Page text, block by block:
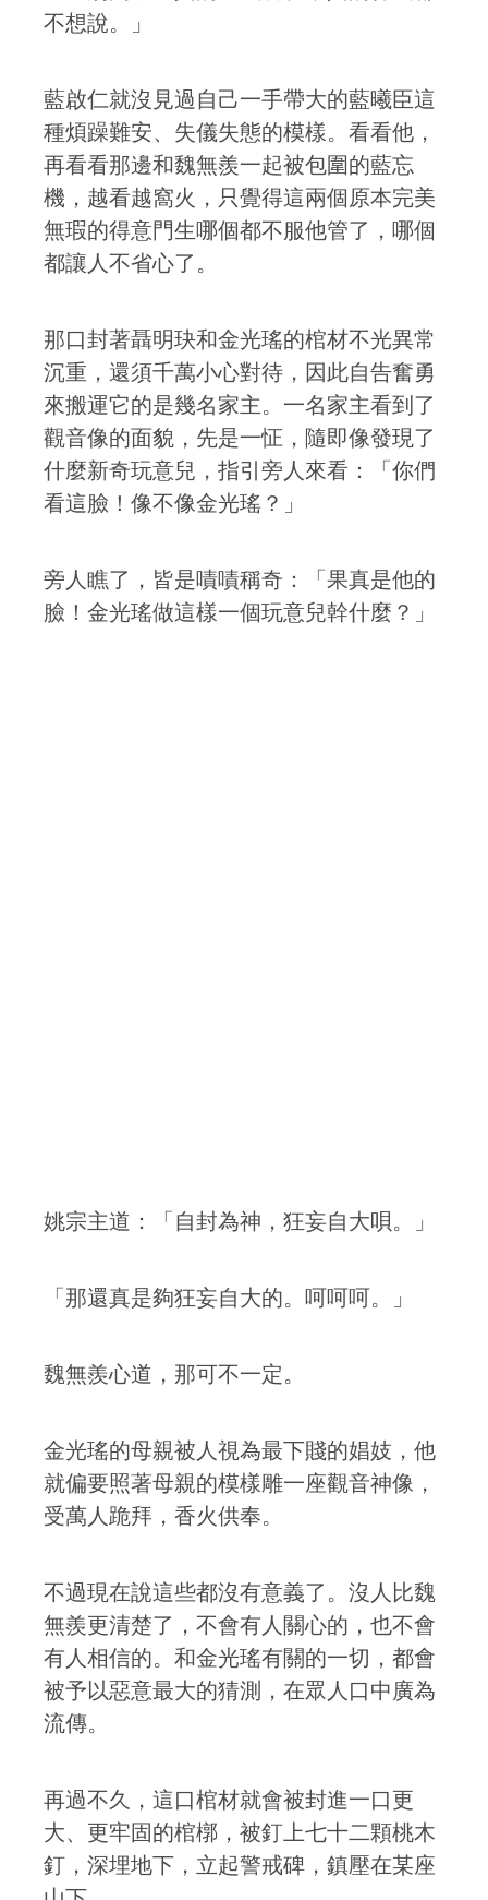
不想說。」
藍啟仁就沒見過自己一手帶大的藍曦臣這
種煩躁難安、失儀失態的模樣。看看他，
再看看那邊和魏無羨一起被包圍的藍忘
機，越看越窩火，只覺得這兩個原本完美
無瑕的得意門生哪個都不服他管了，哪個
都讓人不省心了。
那口封著聶明玦和金光瑤的棺材不光異常
沉重，還須千萬小心對待，因此自告奮勇
來搬運它的是幾名家主。一名家主看到了
觀音像的面貌，先是一怔，隨即像發現了
什麼新奇玩意兒，指引旁人來看：「你們
看這臉！像不像金光瑤？」
旁人瞧了，皆是嘖嘖稱奇：「果真是他的
臉！金光瑤做這樣一個玩意兒幹什麼？」
姚宗主道：「自封為神，狂妄自大唄。」
「那還真是夠狂妄自大的。呵呵呵。」
魏無羨心道，那可不一定。
金光瑤的母親被人視為最下賤的娼妓，他
就偏要照著母親的模樣雕一座觀音神像，
受萬人跪拜，香火供奉。
不過現在說這些都沒有意義了。沒人比魏
無羨更清楚了，不會有人關心的，也不會
有人相信的。和金光瑤有關的一切，都會
被予以惡意最大的猜測，在眾人口中廣為
流傳。
再過不久，這口棺材就會被封進一口更
大、更牢固的棺槨，被釘上七十二顆桃木
釘，深埋地下，立起警戒碑，鎮壓在某座